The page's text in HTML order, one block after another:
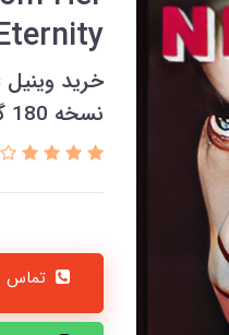
نسخه 180 گرمی | 1984 (بازنشر 2014)
تماس